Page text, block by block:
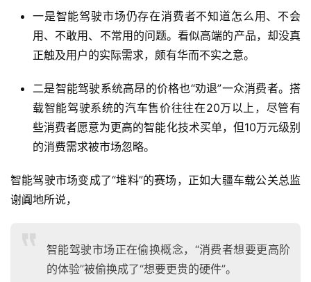
智
登录 注册
一是智能驾驶市场仍存在消费者不知道怎么用、不会
用、不敢用、不常用的问题。看似高端的产品，却没真
正触及用户的实际需求，颇有华而不实之意。
二是智能驾驶系统高昂的价格也“劝退”一众消费者。搭
载智能驾驶系统的汽车售价往往在20万以上，尽管有
些消费者愿意为更高的智能化技术买单，但10万元级别
的消费需求被市场忽略。
智能驾驶市场变成了“堆料”的赛场，正如大疆车载公关总监
谢阗地所说，
智能驾驶市场正在偷换概念，“消费者想要更高阶
的体验”被偷换成了“想要更贵的硬件”。